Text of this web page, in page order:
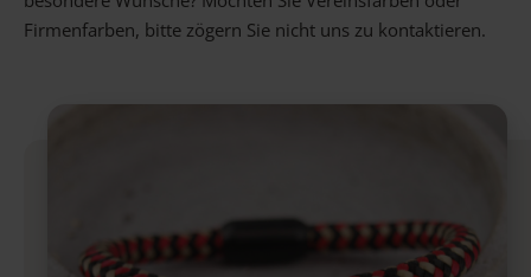
Firmenfarben, bitte zögern Sie nicht uns zu kontaktieren.